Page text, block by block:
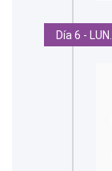
Día 6 - LUN.